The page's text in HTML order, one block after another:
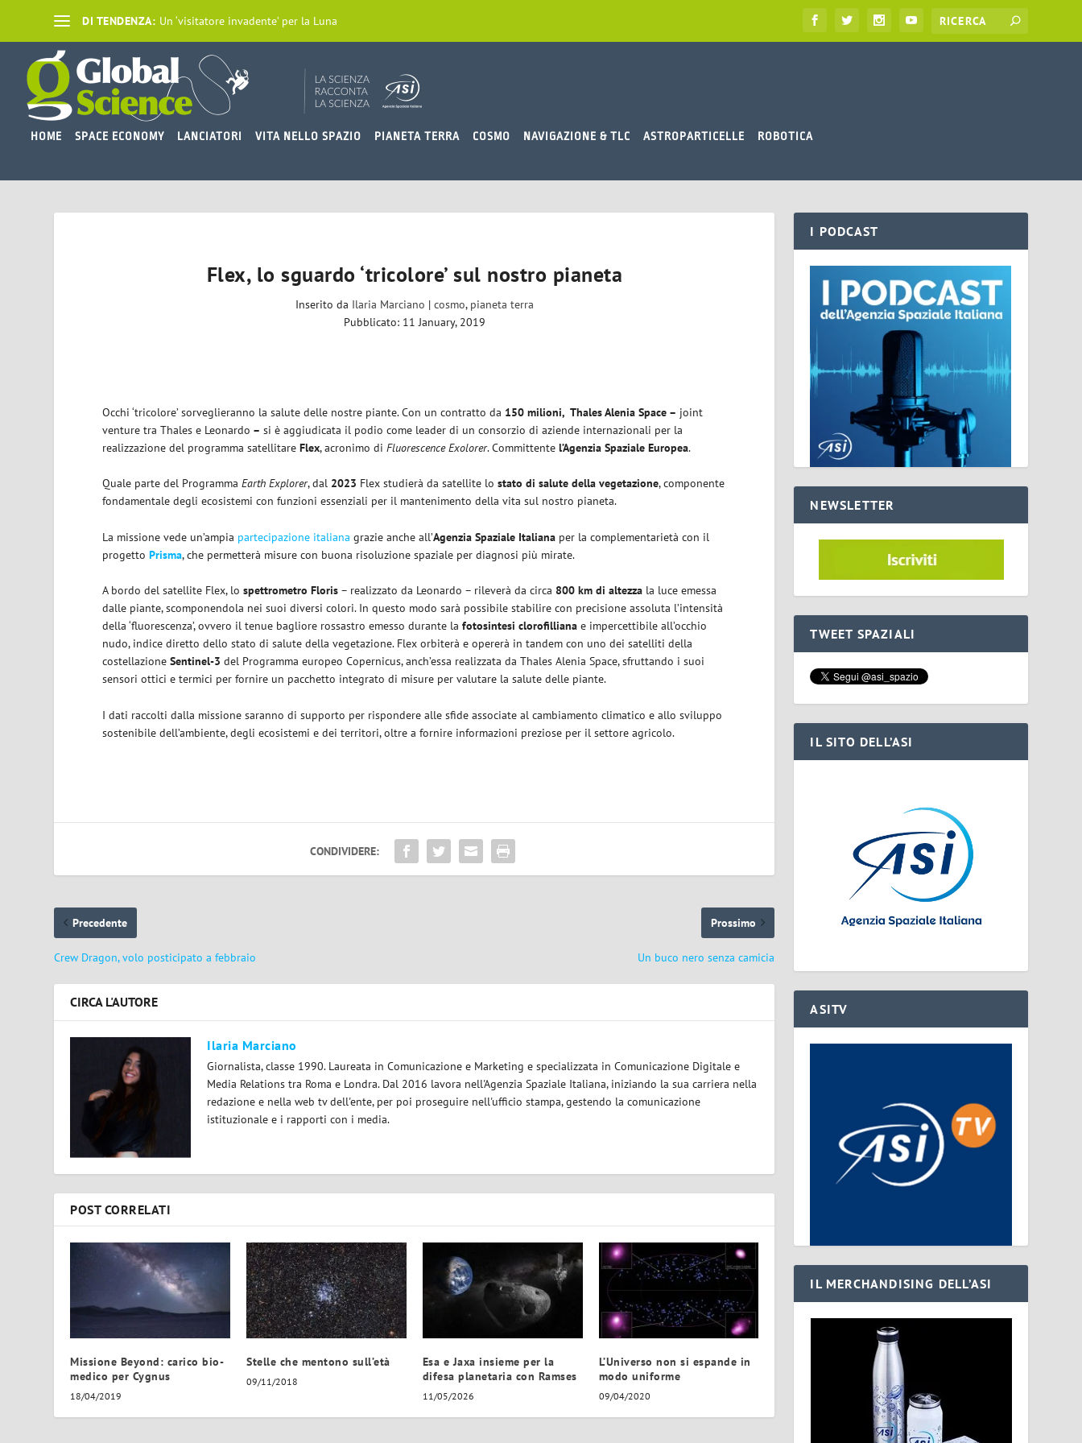
DI TENDENZA: Un ‘visitatore invadente’ per la Luna
HOME SPACE ECONOMY LANCIATORI VITA NELLO SPAZIO PIANETA TERRA COSMO NAVIGAZIONE & TLC ASTROPARTICELLE ROBOTICA
Flex, lo sguardo ‘tricolore’ sul nostro pianeta
Inserito da Ilaria Marciano | cosmo, pianeta terra
Pubblicato: 11 January, 2019
Occhi ‘tricolore’ sorveglieranno la salute delle nostre piante. Con un contratto da 150 milioni, Thales Alenia Space – joint
venture tra Thales e Leonardo – si è aggiudicata il podio come leader di un consorzio di aziende internazionali per la
realizzazione del programma satellitareFlex, acronimo diFluorescence Exolorer. Committentel’Agenzia Spaziale Europea.
Quale parte del ProgrammaEarth Explorer, dal 2023 Flex studierà da satellite lostato di salute della vegetazione, componente
fondamentale degli ecosistemi con funzioni essenziali per il mantenimento della vita sul nostro pianeta.
La missione vede un’ampia partecipazione italiana grazie anche all’Agenzia Spaziale Italiana per la complementarietà con il
progettoPrisma, che permetterà misure con buona risoluzione spaziale per diagnosi più mirate.
A bordo del satellite Flex, lospettrometro Floris – realizzato da Leonardo – rileverà da circa 800 km di altezza la luce emessa
dalle piante, scomponendola nei suoi diversi colori. In questo modo sarà possibile stabilire con precisione assoluta l’intensità
della ‘fluorescenza’, ovvero il tenue bagliore rossastro emesso durante la fotosintesi clorofilliana e impercettibile all’occhio
nudo, indice diretto dello stato di salute della vegetazione. Flex orbiterà e opererà in tandem con uno dei satelliti della
costellazioneSentinel-3 del Programma europeo Copernicus, anch’essa realizzata da Thales Alenia Space, sfruttando i suoi
sensori ottici e termici per fornire un pacchetto integrato di misure per valutare la salute delle piante.
I dati raccolti dalla missione saranno di supporto per rispondere alle sfide associate al cambiamento climatico e allo sviluppo
sostenibile dell’ambiente, degli ecosistemi e dei territori, oltre a fornire informazioni preziose per il settore agricolo.
CONDIVIDERE:
Precedente
Crew Dragon, volo posticipato a febbraio
Prossimo
Un buco nero senza camicia
CIRCA L'AUTORE
Ilaria Marciano
Giornalista, classe 1990. Laureata in Comunicazione e Marketing e specializzata in Comunicazione Digitale e
Media Relations tra Roma e Londra. Dal 2016 lavora nell'Agenzia Spaziale Italiana, iniziando la sua carriera nella
redazione e nella web tv dell'ente, per poi proseguire nell'ufficio stampa, gestendo la comunicazione
istituzionale e i rapporti con i media.
POST CORRELATI
Missione Beyond: carico bio-
medico per Cygnus
18/04/2019
Stelle che mentono sull’età
09/11/2018
Esa e Jaxa insieme per la
difesa planetaria con Ramses
11/05/2026
L’Universo non si espande in
modo uniforme
09/04/2020
I PODCAST
NEWSLETTER
TWEET SPAZIALI
IL SITO DELL’ASI
ASITV
IL MERCHANDISING DELL’ASI